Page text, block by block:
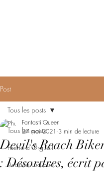
Post
Tous les posts
Féerie d'Orgueil
Avarice Ludique
Tous les posts
Devil's Reach
: Désordres, écrit
Fantasti'Queen
27 mai 2021 3 min de lecture